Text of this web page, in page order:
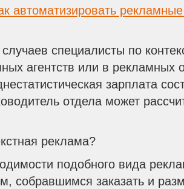
автоматизировать
специалисты по
агентств или в рекламных
зарплата
отдела может
реклама?
подобного вида
собравшимся заказать и